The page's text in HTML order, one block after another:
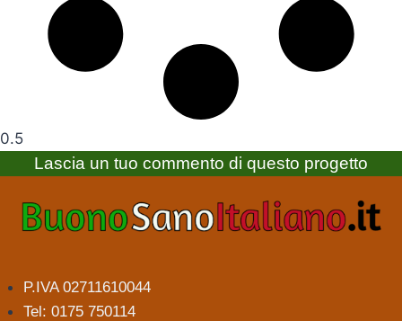
Lascia un tuo commento di questo progetto
P.IVA 02711610044
Tel: 0175 750114